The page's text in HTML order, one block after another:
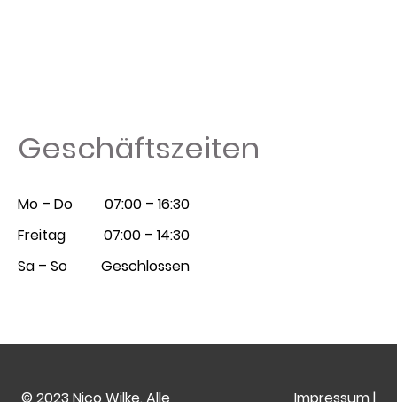
Geschäftszeiten
Mo – Do
07:00 – 16:30
Freitag
07:00 – 14:30
Sa – So
Geschlossen